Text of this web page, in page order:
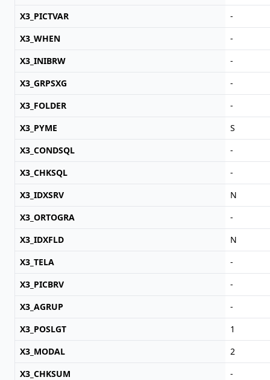
X3_PICTVAR
-
X3_WHEN
-
X3_INIBRW
-
X3_GRPSXG
-
X3_FOLDER
-
X3_PYME
S
X3_CONDSQL
-
X3_CHKSQL
-
X3_IDXSRV
N
X3_ORTOGRA
-
X3_IDXFLD
N
X3_TELA
-
X3_PICBRV
-
X3_AGRUP
-
X3_POSLGT
1
X3_MODAL
2
X3_CHKSUM
-